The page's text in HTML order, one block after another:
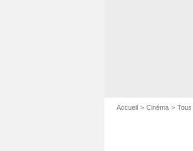
Accueil Cinéma Tous